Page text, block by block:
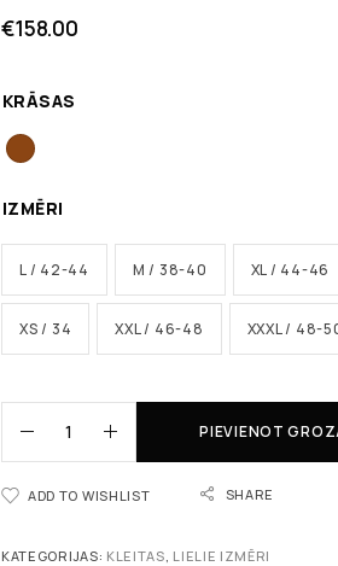
€158.00
KRĀSAS
IZMĒRI
L / 42-44 M / 38-40 XL / 44-46
XS / 34 XXL / 46-48 XXXL / 48-
PIEVIENOT
ADD TO WISHLIST SHARE
KATEGORIJAS: KLEITAS LIELIE IZMĒRI